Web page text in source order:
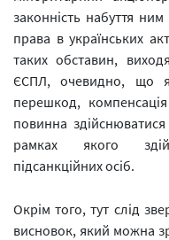
законність набуття
права в українських
таких обставин,
ЄСПЛ, очевидно, що
перешкод,
повинна
рамках якого
підсанкційних осіб.
Окрім того, тут слід
висновок, який можна